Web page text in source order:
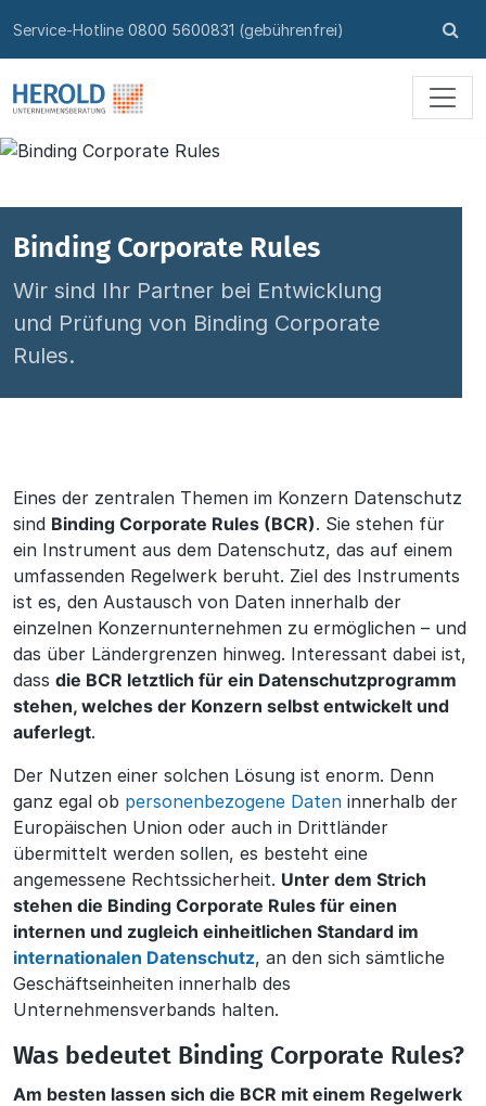
Service-Hotline 0800 5600831 (gebührenfrei)
Binding Corporate Rules
Wir sind Ihr Partner bei Entwicklung
und Prüfung von Binding Corporate
Rules.
Eines der zentralen Themen im Konzern Datenschutz
sind Binding Corporate Rules (BCR). Sie stehen für
ein Instrument aus dem Datenschutz, das auf einem
umfassenden Regelwerk beruht. Ziel des Instruments
ist es, den Austausch von Daten innerhalb der
einzelnen Konzernunternehmen zu ermöglichen – und
das über Ländergrenzen hinweg. Interessant dabei ist,
dass die BCR letztlich für ein Datenschutzprogramm
stehen, welches der Konzern selbst entwickelt und
auferlegt.
Der Nutzen einer solchen Lösung ist enorm. Denn
ganz egal ob personenbezogene Daten innerhalb der
Europäischen Union oder auch in Drittländer
übermittelt werden sollen, es besteht eine
angemessene Rechtssicherheit. Unter dem Strich
stehen die Binding Corporate Rules für einen
internen und zugleich einheitlichen Standard im
internationalen Datenschutz, an den sich sämtliche
Geschäftseinheiten innerhalb des
Unternehmensverbands halten.
Was bedeutet Binding Corporate Rules?
Am besten lassen sich die BCR mit einem Regelwerk